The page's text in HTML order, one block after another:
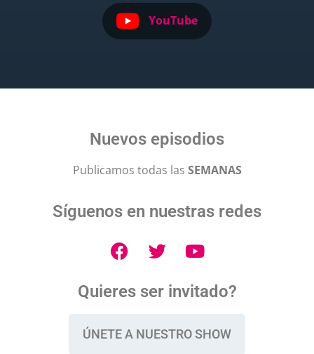
YouTube
Nuevos episodios
Publicamos todas las SEMANAS
Síguenos en nuestras redes
Quieres ser invitado?
ÚNETE A NUESTRO SHOW